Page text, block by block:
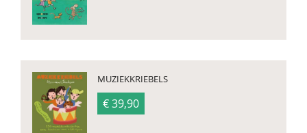
MUZIEKKRIEBELS
€ 39,90